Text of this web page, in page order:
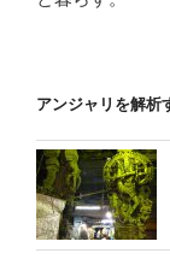
アンジャリを解析